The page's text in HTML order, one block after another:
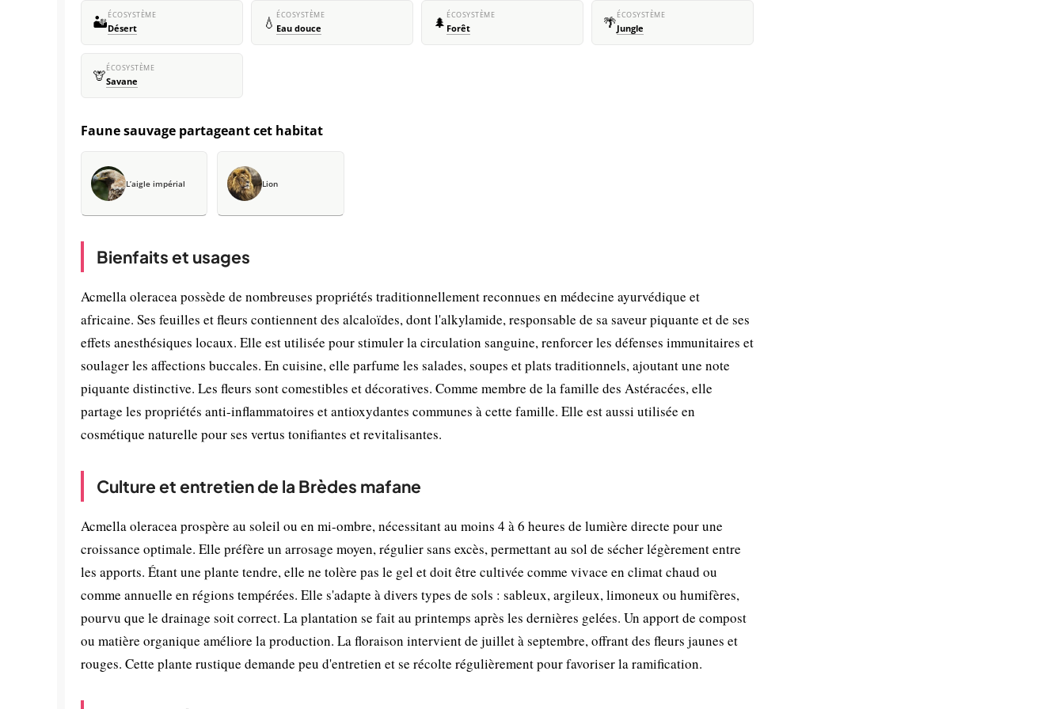
🏜️ÉCOSYSTÈME
Désert 💧 ÉCOSYSTÈME
Eau douce 🌲 ÉCOSYSTÈME
Forêt 🌴ÉCOSYSTÈME
Jungle
🦒ÉCOSYSTÈME
Savane
Faune sauvage partageant cet habitat
L’aigle impérial Lion
Bienfaits et usages
Acmella oleracea possède de nombreuses propriétés traditionnellement reconnues en médecine ayurvédique et
africaine. Ses feuilles et fleurs contiennent des alcaloïdes, dont l'alkylamide, responsable de sa saveur piquante et de ses
effets anesthésiques locaux. Elle est utilisée pour stimuler la circulation sanguine, renforcer les défenses immunitaires et
soulager les affections buccales. En cuisine, elle parfume les salades, soupes et plats traditionnels, ajoutant une note
piquante distinctive. Les fleurs sont comestibles et décoratives. Comme membre de la famille des Astéracées, elle
partage les propriétés anti-inflammatoires et antioxydantes communes à cette famille. Elle est aussi utilisée en
cosmétique naturelle pour ses vertus tonifiantes et revitalisantes.
Culture et entretien de la Brèdes mafane
Acmella oleracea prospère au soleil ou en mi-ombre, nécessitant au moins 4 à 6 heures de lumière directe pour une
croissance optimale. Elle préfère un arrosage moyen, régulier sans excès, permettant au sol de sécher légèrement entre
les apports. Étant une plante tendre, elle ne tolère pas le gel et doit être cultivée comme vivace en climat chaud ou
comme annuelle en régions tempérées. Elle s'adapte à divers types de sols : sableux, argileux, limoneux ou humifères,
pourvu que le drainage soit correct. La plantation se fait au printemps après les dernières gelées. Un apport de compost
ou matière organique améliore la production. La floraison intervient de juillet à septembre, offrant des fleurs jaunes et
rouges. Cette plante rustique demande peu d'entretien et se récolte régulièrement pour favoriser la ramification.